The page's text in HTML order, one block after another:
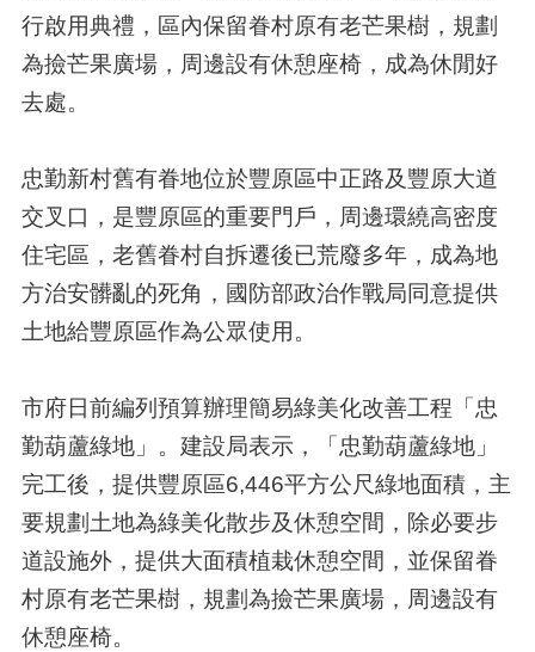
行啟用典禮，區內保留眷村原有老芒果樹，規劃
為撿芒果廣場，周邊設有休憩座椅，成為休閒好
去處。
忠勤新村舊有眷地位於豐原區中正路及豐原大道
交叉口，是豐原區的重要門戶，周邊環繞高密度
住宅區，老舊眷村自拆遷後已荒廢多年，成為地
方治安髒亂的死角，國防部政治作戰局同意提供
土地給豐原區作為公眾使用。
市府日前編列預算辦理簡易綠美化改善工程「忠
勤葫蘆綠地」。建設局表示，「忠勤葫蘆綠地」
完工後，提供豐原區6,446平方公尺綠地面積，主
要規劃土地為綠美化散步及休憩空間，除必要步
道設施外，提供大面積植栽休憩空間，並保留眷
村原有老芒果樹，規劃為撿芒果廣場，周邊設有
休憩座椅。